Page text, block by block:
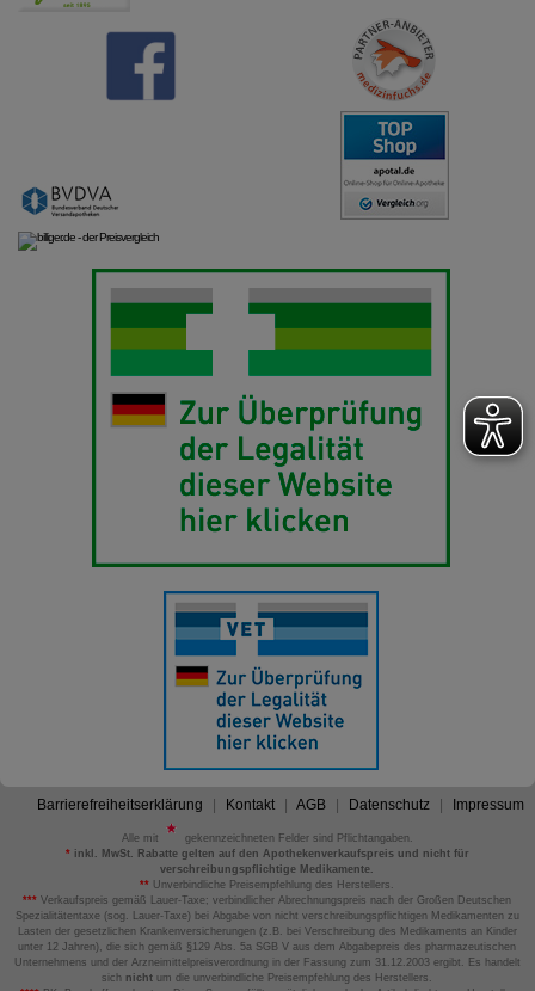
Barrierefreiheitserklärung Kontakt AGB Datenschutz Impressum
Alle mit
gekennzeichneten Felder sind Pflichtangaben.
*inkl. MwSt. Rabatte gelten auf den Apothekenverkaufspreis und nicht für
verschreibungspflichtige Medikamente.
** Unverbindliche Preisempfehlung des Herstellers.
*** Verkaufspreis gemäß Lauer-Taxe; verbindlicher Abrechnungspreis nach der Großen Deutschen
Spezialitätentaxe (sog. Lauer-Taxe) bei Abgabe von nicht verschreibungspflichtigen Medikamenten zu
Lasten der gesetzlichen Krankenversicherungen (z.B. bei Verschreibung des Medikaments an Kinder
unter 12 Jahren), die sich gemäß §129 Abs. 5a SGB V aus dem Abgabepreis des pharmazeutischen
Unternehmens und der Arzneimittelpreisverordnung in der Fassung zum 31.12.2003 ergibt. Es handelt
sich nicht um die unverbindliche Preisempfehlung des Herstellers.